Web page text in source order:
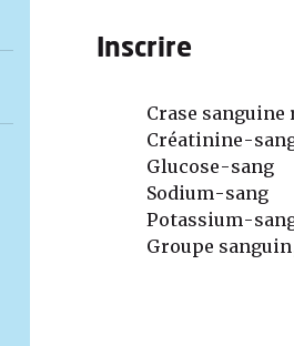
Inscrire
Crase
Créatinine-
Glucose-sang
Sodium-sang
Potassium-
Groupe